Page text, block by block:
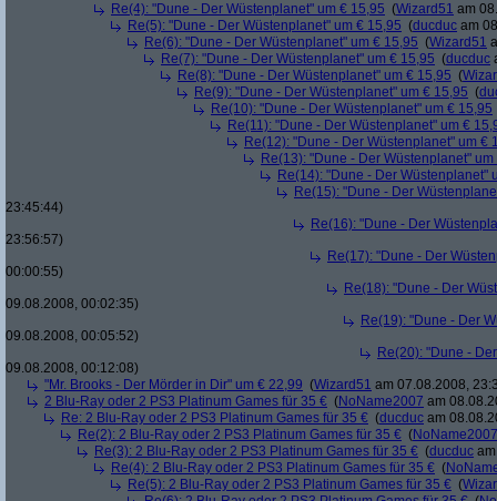
Re(4): "Dune - Der Wüstenplanet" um € 15,95 (Wizard51 am
Re(5): "Dune - Der Wüstenplanet" um € 15,95 (ducduc am
Re(6): "Dune - Der Wüstenplanet" um € 15,95 (Wizard51
Re(7): "Dune - Der Wüstenplanet" um € 15,95 (ducduc
Re(8): "Dune - Der Wüstenplanet" um € 15,95 (
Re(9): "Dune - Der Wüstenplanet" um € 15,95 (
Re(10): "Dune - Der Wüstenplanet" um € 15,95
Re(11): "Dune - Der Wüstenplanet" um €
Re(12): "Dune - Der Wüstenplanet" um €
Re(13): "Dune - Der Wüstenplanet"
Re(14): "Dune - Der Wüstenplanet"
Re(15): "Dune - Der
23:45:44)
Re(16): "Dune - Der
23:56:57)
Re(17): "Dune - Der
00:00:55)
Re(18): "Dune - Der
09.08.2008, 00:02:35)
Re(19): "Dune - Der
09.08.2008, 00:05:52)
Re(20): "Dune -
09.08.2008, 00:12:08)
"Mr. Brooks - Der Mörder in Dir" um € 22,99 (Wizard51 am 07.08.2008,
2 Blu-Ray oder 2 PS3 Platinum Games für 35 € (NoName2007 am
Re: 2 Blu-Ray oder 2 PS3 Platinum Games für 35 € (ducduc am
Re(2): 2 Blu-Ray oder 2 PS3 Platinum Games für 35 € (NoName2007
Re(3): 2 Blu-Ray oder 2 PS3 Platinum Games für 35 € (ducduc
Re(4): 2 Blu-Ray oder 2 PS3 Platinum Games für 35 € (
Re(5): 2 Blu-Ray oder 2 PS3 Platinum Games für 35 € (